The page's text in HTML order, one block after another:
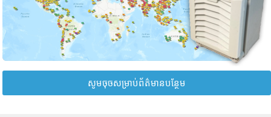
សូមចុចសម្រាប់ព័ត៌មានបន្ថែម